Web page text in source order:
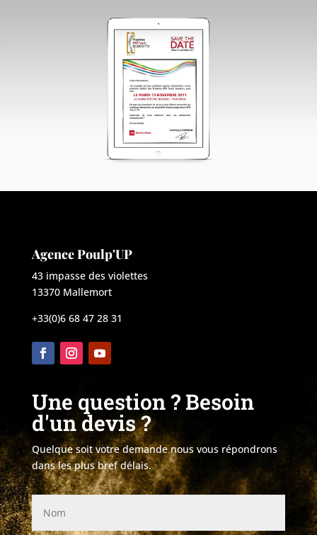
Agence Poulp'UP
43 impasse des violettes
13370 Mallemort
+33(0)6 68 47 28 31
Une question ? Besoin
d'un devis ?
Quelque soit votre demande nous vous répondrons
dans les plus bref délais.